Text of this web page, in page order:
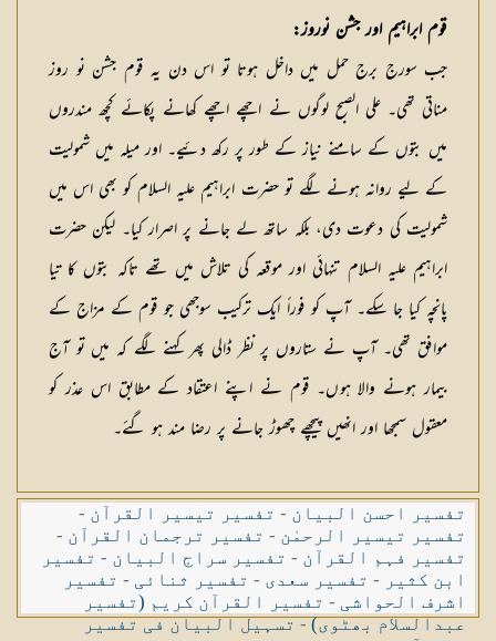
شکیلہ بنت میاں فضل حسین
قوم ابراہیم اور جشن نوروز:
جب سورج برج حمل میں داخل ہوتا تو اس دن یہ قوم جشن نو روز
مناتی تھی۔ علی الصبح لوگوں نے اچھے اچھے کھانے پکائے کچھ مندروں
میں بتوں کے سامنے نیاز کے طور پر رکھ دئیے۔ اور میلہ میں شمولیت
کے لیے روانہ ہونے لگے تو حضرت ابراہیم علیہ السلام کو بھی اس میں
شمولیت کی دعوت دی، بلکہ ساتھ لے جانے پر اصرار کیا۔ لیکن حضرت
ابراہیم علیہ السلام تنہائی اور موقعہ کی تلاش میں تھے تاکہ بتوں کا تیا
پانچہ کیا جا سکے۔ آپ کو فوراً ایک ترکیب سوجھی جو قوم کے مزاج کے
موافق تھی۔ آپ نے ستاروں پر نظر ڈالی پھر کہنے لگے کہ میں تو آج
بیمار ہونے والا ہوں۔ قوم نے اپنے اعتقاد کے مطابق اس عذر کو
معقول سمجھا اور انھیں پیچھے چھوڑ جانے پر رضا مند ہو گئے۔
تفسیر احسن البیان - تفسیر تیسیر القرآن -
تفسیر تیسیر الرحمٰن - تفسیر ترجمان القرآن -
تفسیر فہم القرآن - تفسیر سراج البیان - تفسیر
ابن کثیر - تفسیر سعدی - تفسیر ثنائی - تفسیر
اشرف الحواشی - تفسیر القرآن کریم (تفسیر
عبدالسلام بھٹوی)-تسہیل البیان فی تفسیر